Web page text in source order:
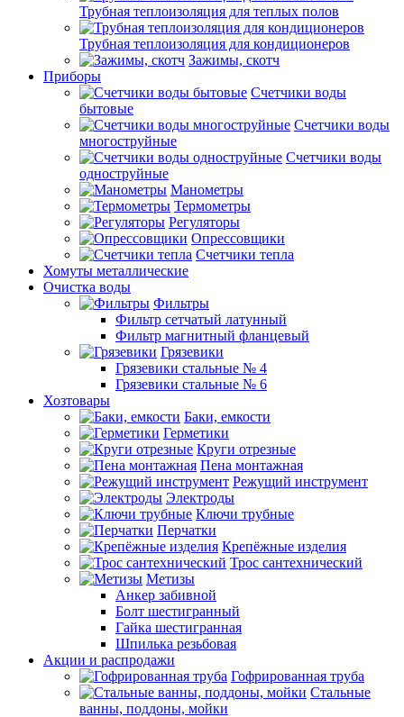
Трубная теплоизоляция для теплых полов
Трубная теплоизоляция для кондиционеров
Зажимы, скотч
Приборы
Счетчики воды
бытовые
Счетчики воды
многоструйные
Счетчики воды
одноструйные
Манометры
Термометры
Регуляторы
Опрессовщики
Счетчики тепла
Хомуты металлические
Очистка воды
Фильтры
Фильтр сетчатый латунный
Фильтр магнитный фланцевый
Грязевики
Грязевики стальные № 4
Грязевики стальные № 6
Хозтовары
Баки, емкости
Герметики
Круги отрезные
Пена монтажная
Режущий инструмент
Электроды
Ключи трубные
Перчатки
Крепёжные изделия
Трос сантехнический
Метизы
Анкер забивной
Болт шестигранный
Гайка шестигранная
Шпилька резьбовая
Акции и распродажи
Гофрированная труба
Стальные
ванны, поддоны, мойки